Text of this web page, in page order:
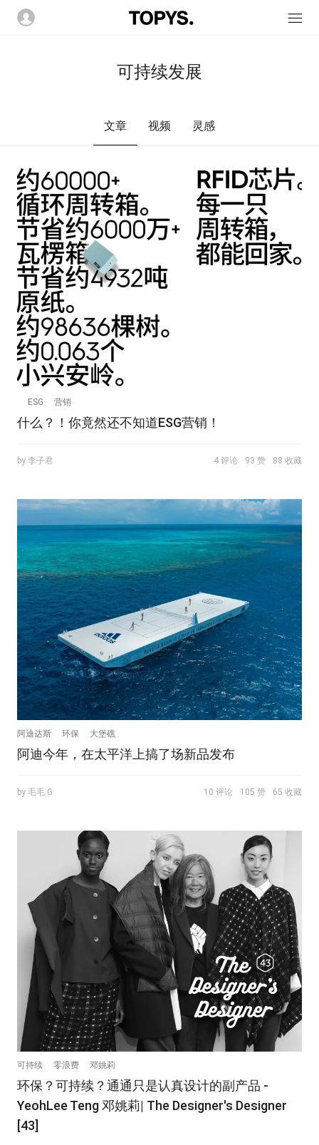
可持续发展
文章 视频 灵感
ESG 营销
什么？！你竟然还不知道ESG营销！
by 李子君 4 评论 93 赞 88 收藏
阿迪达斯 环保 大堡礁
阿迪今年，在太平洋上搞了场新品发布
by 毛毛.G 10 评论 105 赞 65 收藏
可持续 零浪费 邓姚莉
环保？可持续？通通只是认真设计的副产品 -
YeohLee Teng 邓姚莉| The Designer's Designer
[43]